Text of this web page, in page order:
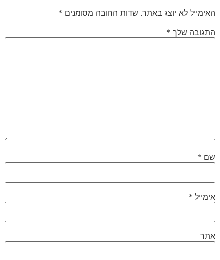
האימייל לא יוצג באתר. שדות החובה מסומנים *
התגובה שלך *
שם *
אימייל *
אתר